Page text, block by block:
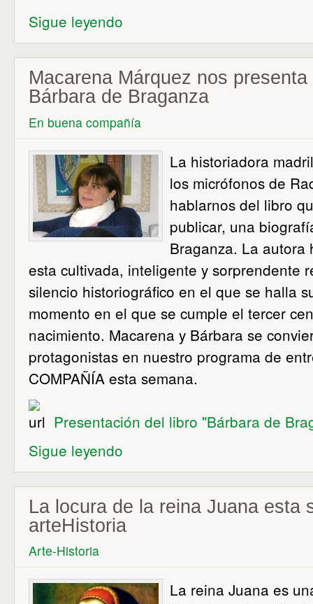
Sigue leyendo
Macarena Márquez nos
Bárbara de Braganza
En buena compañía
La historiadora
los micrófonos de
hablarnos del libro
publicar, una
Braganza. La autora
esta cultivada, inteligente y sorprendente
silencio historiográfico en el que se halla
momento en el que se cumple el tercer
nacimiento. Macarena y Bárbara se
protagonistas en nuestro programa de
COMPAÑÍA esta semana.
Presentación del libro "Bárbara de
Sigue leyendo
La locura de la reina Juana esta
arteHistoria
Arte-Historia
La reina Juana es